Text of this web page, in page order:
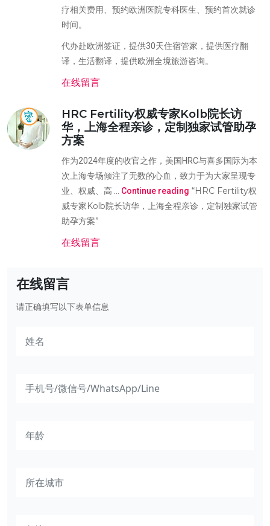
疗相关费用、预约欧洲医院专科医生、预约首次就诊
时间。
代办赴欧洲签证，提供30天住宿管家，提供医疗翻
译，生活翻译，提供欧洲全境旅游咨询。
在线留言
HRC Fertility权威专家Kolb院长访
华，上海全程亲诊，定制独家试管助孕
方案
作为2024年度的收官之作，美国HRC与喜多国际为本
次上海专场倾注了无数的心血，致力于为大家呈现专
业、权威、高 … Continue reading “HRC Fertility权
威专家Kolb院长访华，上海全程亲诊，定制独家试管
助孕方案”
在线留言
在线留言
请正确填写以下表单信息